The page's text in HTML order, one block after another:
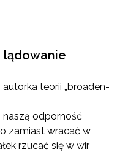
lądowanie
teorii „broaden-
odporność
zamiast wracać w
rzucać się w wir